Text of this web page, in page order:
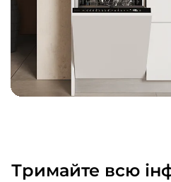
Тримайте всю